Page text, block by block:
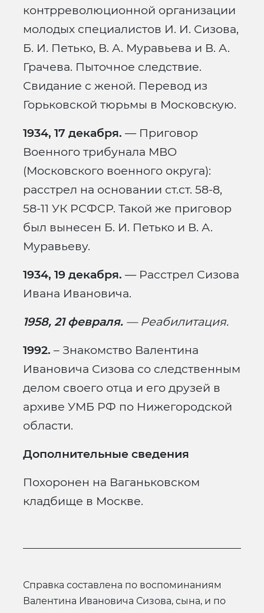
контрреволюционной организации
молодых специалистов И. И. Сизова,
Б. И. Петько, В. А. Муравьева и В. А.
Грачева. Пыточное следствие.
Свидание с женой. Перевод из
Горьковской тюрьмы в Московскую.
1934, 17 декабря. — Приговор
Военного трибунала МВО
(Московского военного округа):
расстрел на основании ст.ст. 58-8,
58-11 УК РСФСР. Такой же приговор
был вынесен Б. И. Петько и В. А.
Муравьеву.
1934, 19 декабря. — Расстрел Сизова
Ивана Ивановича.
1958, 21 февраля. — Реабилитация.
1992. – Знакомство Валентина
Ивановича Сизова со следственным
делом своего отца и его друзей в
архиве УМБ РФ по Нижегородской
области.
Дополнительные сведения
Похоронен на Ваганьковском
кладбище в Москве.
Справка составлена по воспоминаниям
Валентина Ивановича Сизова, сына, и по